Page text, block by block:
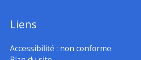
Liens
Accessibilité : non conforme